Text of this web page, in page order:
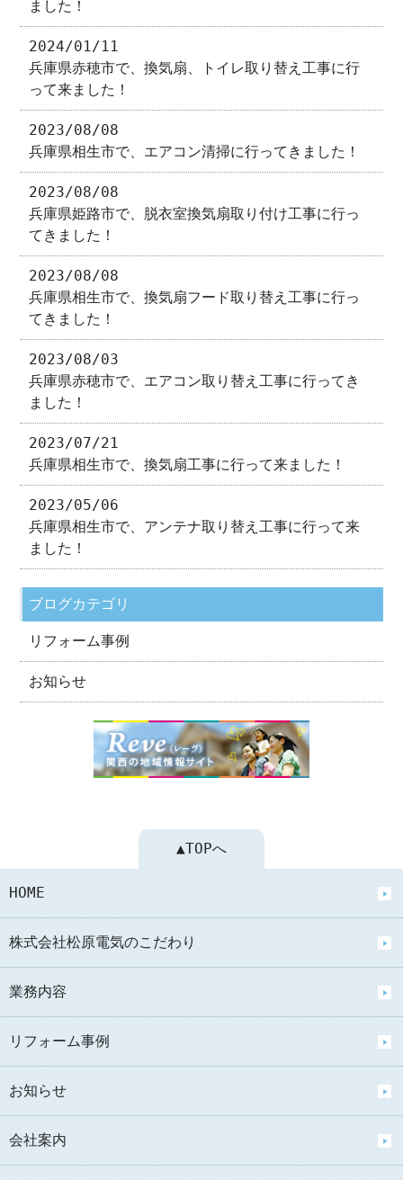
ました！
2024/01/11
兵庫県赤穂市で、換気扇、トイレ取り替え工事に行
って来ました！
2023/08/08
兵庫県相生市で、エアコン清掃に行ってきました！
2023/08/08
兵庫県姫路市で、脱衣室換気扇取り付け工事に行っ
てきました！
2023/08/08
兵庫県相生市で、換気扇フード取り替え工事に行っ
てきました！
2023/08/03
兵庫県赤穂市で、エアコン取り替え工事に行ってき
ました！
2023/07/21
兵庫県相生市で、換気扇工事に行って来ました！
2023/05/06
兵庫県相生市で、アンテナ取り替え工事に行って来
ました！
ブログカテゴリ
リフォーム事例
お知らせ
▲TOPへ
HOME
株式会社松原電気のこだわり
業務内容
リフォーム事例
お知らせ
会社案内